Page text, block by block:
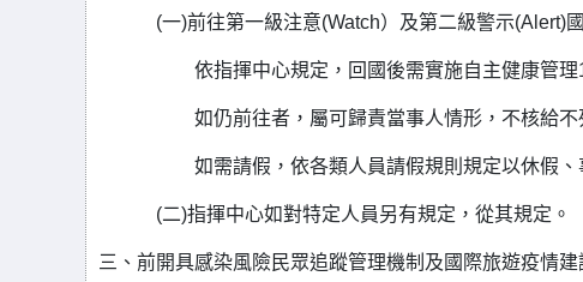
(一)前往第一級注意(Watch）及第二級警示(Alert)國
依指揮中心規定，回國後需實施自主健康管理14
如仍前往者，屬可歸責當事人情形，不核給不列
如需請假，依各類人員請假規則規定以休假、事
(二)指揮中心如對特定人員另有規定，從其規定。
三、前開具感染風險民眾追蹤管理機制及國際旅遊疫情